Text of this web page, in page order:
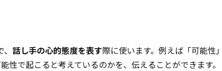
話し手の心的態度を表す際に使います。例えば「可能性
性で起こると考えているのかを、伝えることができます。